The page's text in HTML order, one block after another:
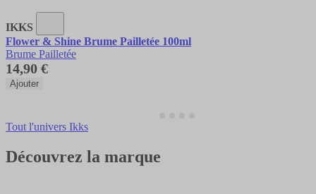
IKKS
Flower & Shine Brume Pailletée 100ml
Brume Pailletée
14,90 €
Ajouter
Tout l'univers Ikks
Découvrez la marque